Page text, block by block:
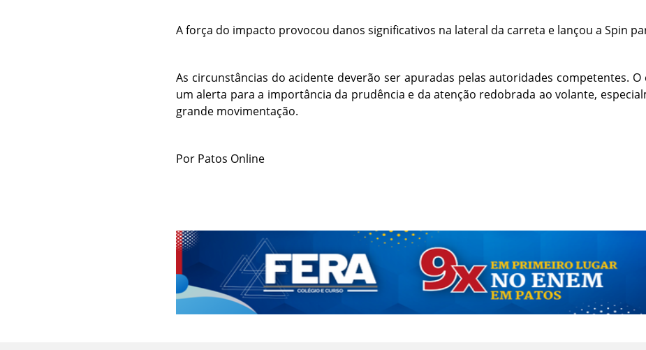
A força do impacto provocou danos significativos na lateral da carreta e lançou a Spin
As circunstâncias do acidente deverão ser apuradas pelas autoridades competentes. O
um alerta para a importância da prudência e da atenção redobrada ao volante,
grande movimentação.
Por Patos Online